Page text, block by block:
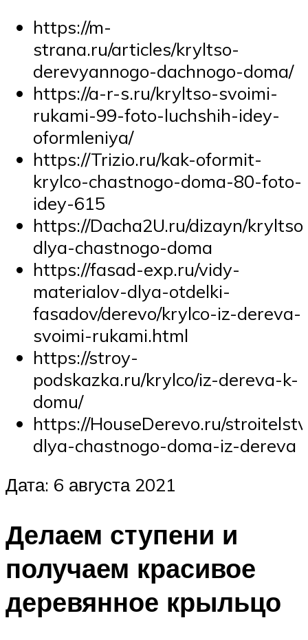
https://m-
strana.ru/articles/kryltso-
derevyannogo-dachnogo-doma/
https://a-r-s.ru/kryltso-svoimi-
rukami-99-foto-luchshih-idey-
oformleniya/
https://Trizio.ru/kak-oformit-
krylco-chastnogo-doma-80-foto-
idey-615
https://Dacha2U.ru/dizayn/
dlya-chastnogo-doma
https://fasad-exp.ru/vidy-
materialov-dlya-otdelki-
fasadov/derevo/krylco-iz-dereva-
svoimi-rukami.html
https://stroy-
podskazka.ru/krylco/iz-dereva-k-
domu/
https://HouseDerevo.ru/
dlya-chastnogo-doma-iz-dereva
Дата: 6 августа 2021
Делаем ступени и
получаем красивое
деревянное крыльцо